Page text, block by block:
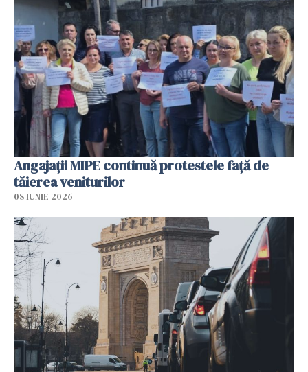
Angajaţii MIPE continuă protestele faţă de
tăierea veniturilor
08 IUNIE 2026